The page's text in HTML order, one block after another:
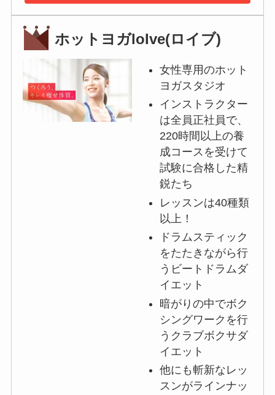
ホットヨガloIve(ロイブ)
女性専用のホット
ヨガスタジオ
インストラクター
は全員正社員で、
220時間以上の養
成コースを受けて
試験に合格した精
鋭たち
レッスンは40種類
以上！
ドラムスティック
をたたきながら行
うビートドラムダ
イエット
暗がりの中でボク
シングワークを行
うクラブボクサダ
イエット
他にも斬新なレッ
スンがラインナッ